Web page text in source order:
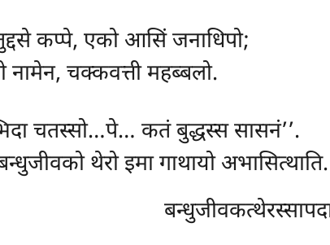
कप्पे, एको आसिं जनाधिपो;
नामेन, चक्कवत्ती महब्बलो.
चतस्सो…पे… कतं बुद्धस्स सासनं’’.
थेरो इमा गाथायो अभासित्थाति.